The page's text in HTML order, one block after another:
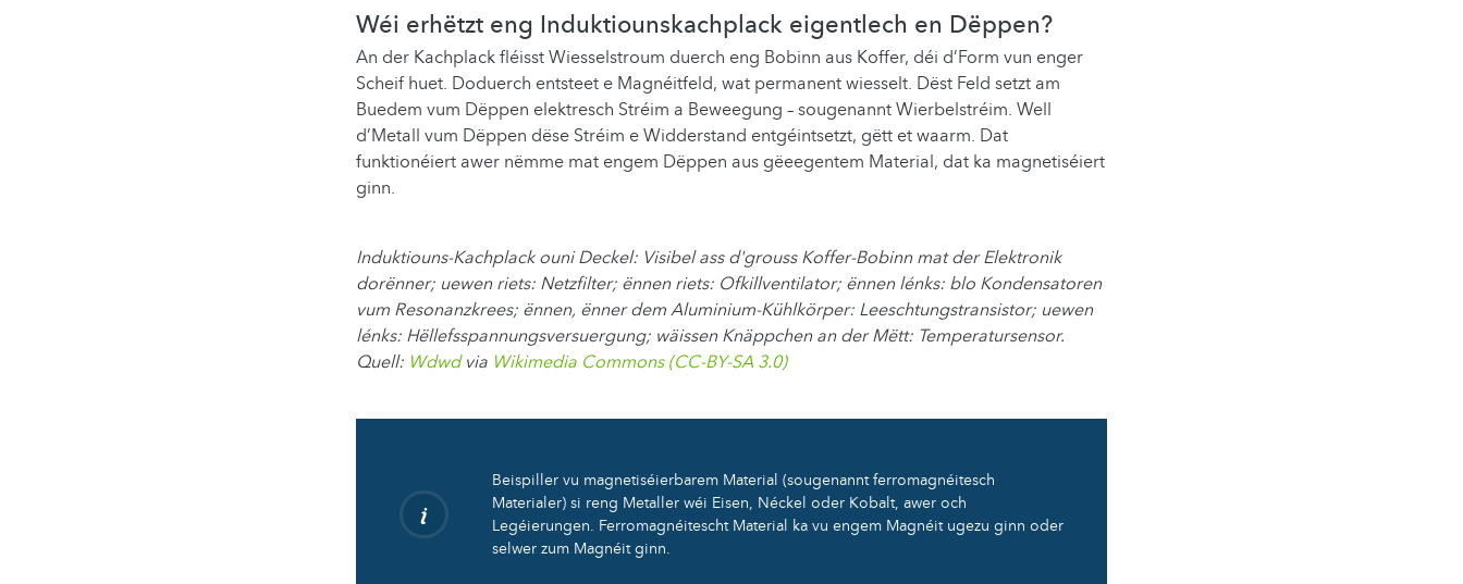
Wéi erhëtzt eng Induktiounskachplack eigentlech en Dëppen?
An der Kachplack fléisst Wiesselstroum duerch eng Bobinn aus Koffer, déi d’Form vun enger
Scheif huet. Doduerch entsteet e Magnéitfeld, wat permanent wiesselt. Dëst Feld setzt am
Buedem vum Dëppen elektresch Stréim a Beweegung – sougenannt Wierbelstréim. Well
d’Metall vum Dëppen dëse Stréim e Widderstand entgéintsetzt, gëtt et waarm. Dat
funktionéiert awer nëmme mat engem Dëppen aus gëeegentem Material, dat ka magnetiséiert
ginn.
Induktiouns-Kachplack ouni Deckel: Visibel ass d'grouss Koffer-Bobinn mat der Elektronik
dorënner; uewen riets: Netzfilter; ënnen riets: Ofkillventilator; ënnen lénks: blo Kondensatoren
vum Resonanzkrees; ënnen, ënner dem Aluminium-Kühlkörper: Leeschtungstransistor; uewen
lénks: Hëllefsspannungsversuergung; wäissen Knäppchen an der Mëtt: Temperatursensor.
Quell: Wdwdvia Wikimedia Commons (CC-BY-SA 3.0)
Beispiller vu magnetiséierbarem Material (sougenannt ferromagnéitesch
Materialer) si reng Metaller wéi Eisen, Néckel oder Kobalt, awer och
Legéierungen. Ferromagnéitescht Material ka vu engem Magnéit ugezu ginn oder
selwer zum Magnéit ginn.